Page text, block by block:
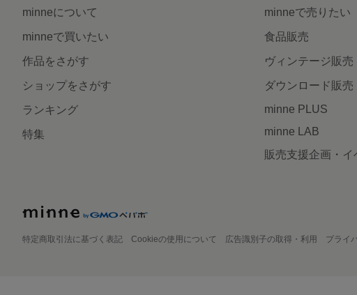
minneについて
minneで買いたい
作品をさがす
ショップをさがす
ランキング
特集
minneで売りたい
食品販売
ヴィンテージ販売
ダウンロード販売
minne PLUS
minne LAB
販売支援企画・イ
特定商取引法に基づく表記 Cookieの使用について 広告識別子の取得・利用 プライ